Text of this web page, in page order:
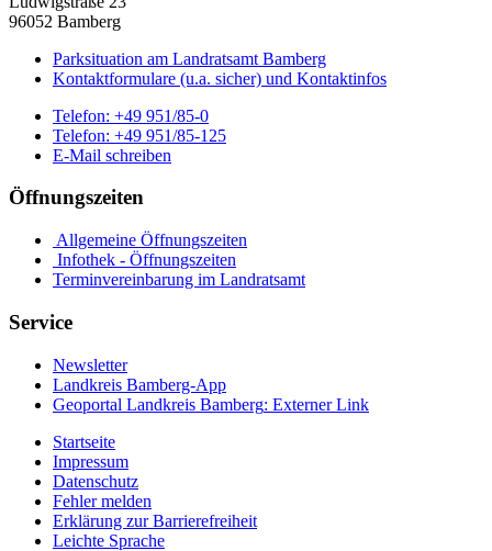
96052 Bamberg
Parksituation am Landratsamt Bamberg
Kontaktformulare (u.a. sicher) und Kontaktinfos
Telefon: +49 951/85-0
Telefon: +49 951/85-125
E-Mail schreiben
Öffnungszeiten
Allgemeine Öffnungszeiten
Infothek - Öffnungszeiten
Terminvereinbarung im Landratsamt
Service
Newsletter
Landkreis Bamberg-App
Geoportal Landkreis Bamberg: Externer Link
Startseite
Impressum
Datenschutz
Fehler melden
Erklärung zur Barrierefreiheit
Leichte Sprache